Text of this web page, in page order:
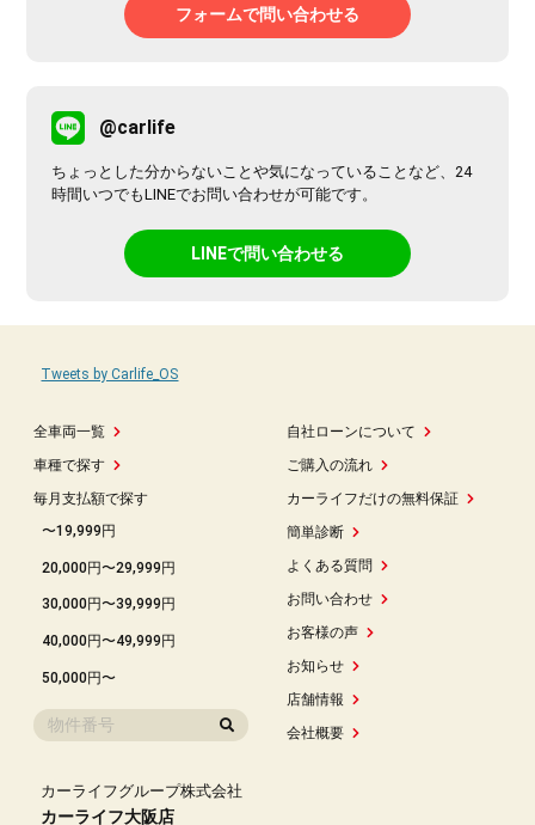
フォームで問い合わせる
@carlife
ちょっとした分からないことや気になっていることなど、24
時間いつでもLINEでお問い合わせが可能です。
LINEで問い合わせる
全車両一覧
車種で探す
毎月支払額で探す
〜19,999円
20,000円〜29,999円
30,000円〜39,999円
40,000円〜49,999円
50,000円〜
自社ローンについて
ご購入の流れ
カーライフだけの無料保証
簡単診断
よくある質問
お問い合わせ
お客様の声
お知らせ
店舗情報
会社概要
Tweets by Carlife_OS
カーライフグループ株式会社
カーライフ大阪店